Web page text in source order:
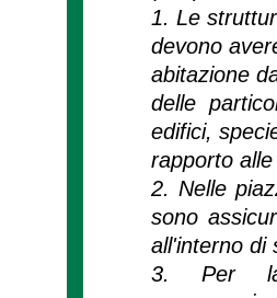
1. Le
devono
abitazione
delle
edifici,
rapporto
2. Nelle
sono
all'interno di
3. Per la